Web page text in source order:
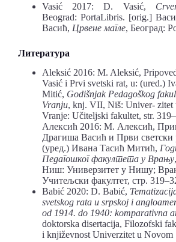
Vasić 2017: D. Vasić,
Beograd: PortaLibris. [orig.]
Васић, Црвене магле, Београд:
Литература
Aleksić 2016: M. Aleksić,
Vasić i Prvi svetski rat, u: (ured.)
Mitić, Godišnjak Pedagoškog
Vranju, knj. VII, Niš: Univer- zitet
Vranje: Učiteljski fakultet, str.
Алексић 2016: М. Алексић,
Драгиша Васић и Први светски
(уред.) Ивана Тасић Митић,
Педагошког факултета у Врању
Ниш: Универзитет у Нишу;
Учитељски факултет, стр.
Babić 2020: D. Babić,
svetskog rata u srpskoj i
od 1914. do 1940: komparativna
doktorska disertacija, Filozofski
i književnost Univerzitet u Novom